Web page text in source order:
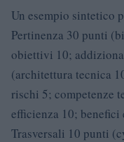
Un esempio sintetico
Pertinenza 30 punti
obiettivi 10;
(architettura tecnica
rischi 5; competenze
efficienza 10;
Trasversali 10 punti